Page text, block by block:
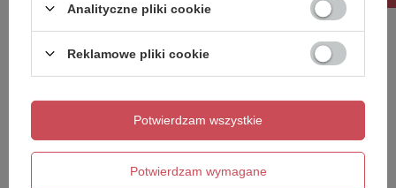
nierdzewnej, L-810, DN50
497,30 zł / szt.
Analityczne pliki cookie
Reklamowe pliki cookie
Potwierdzam wymagane
Potwierdzam wszystkie